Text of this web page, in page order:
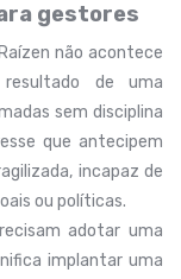
gestores
não acontece
de uma
sem disciplina
que antecipem
incapaz de
ou políticas.
adotar uma
implantar uma